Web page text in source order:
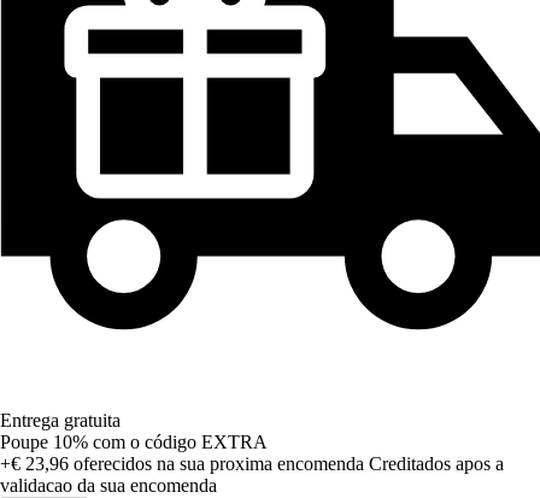
Entrega gratuita
Poupe 10% com o código EXTRA
+€ 23,96 oferecidos na sua proxima encomenda Creditados apos a
validacao da sua encomenda